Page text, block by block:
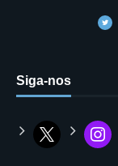
Siga-nos